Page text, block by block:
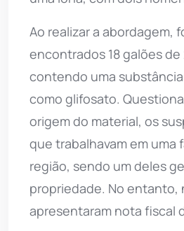
Ao realizar a abordagem,
encontrados 18 galões de
contendo uma
como glifosato.
origem do material, os
que trabalhavam em uma
região, sendo um deles
propriedade. No entanto,
apresentaram nota fiscal